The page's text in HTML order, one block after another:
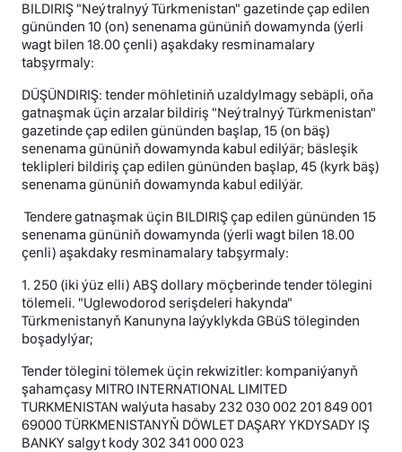
BILDIRIŞ "Neýtralnyý Türkmenistan" gazetinde çap edilen
gününden 10 (on) senenama gününiň dowamynda (ýerli
wagt bilen 18.00 çenli) aşakdaky resminamalary
tabşyrmaly:
DÜŞÜNDIRIŞ: tender möhletiniň uzaldylmagy sebäpli, oňa
gatnaşmak üçin arzalar bildiriş "Neýtralnyý Türkmenistan"
gazetinde çap edilen gününden başlap, 15 (on bäş)
senenama gününiň dowamynda kabul edilýär; bäsleşik
teklipleri bildiriş çap edilen gününden başlap, 45 (kyrk bäş)
senenama gününiň dowamynda kabul edilýär.
Tendere gatnaşmak üçin BILDIRIŞ çap edilen gününden 15
senenama gününiň dowamynda (ýerli wagt bilen 18.00
çenli) aşakdaky resminamalary tabşyrmaly:
1. 250 (iki ýüz elli) ABŞ dollary möçberinde tender tölegini
tölemeli. "Uglewodorod serişdeleri hakynda"
Türkmenistanyň Kanunyna laýyklykda GBüS töleginden
boşadylýar;
Tender tölegini tölemek üçin rekwizitler: kompaniýanyň
şahamçasy MITRO INTERNATIONAL LIMITED
TURKMENISTAN walýuta hasaby 232 030 002 201 849 001
69000 TÜRKMENISTANYŇ DÖWLET DAŞARY YKDYSADY IŞ
BANKY salgyt kody 302 341 000 023